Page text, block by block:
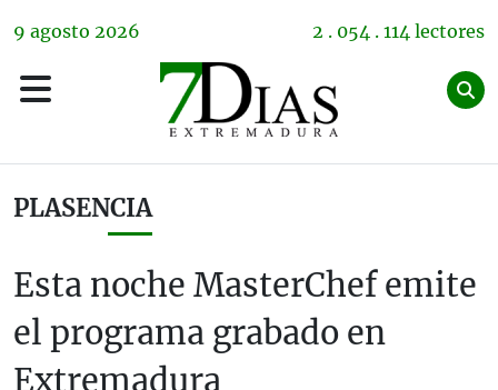
9 agosto 2026 2 . 054 . 114 lectores
PLASENCIA
Esta noche MasterChef emite
el programa grabado en
Extremadura